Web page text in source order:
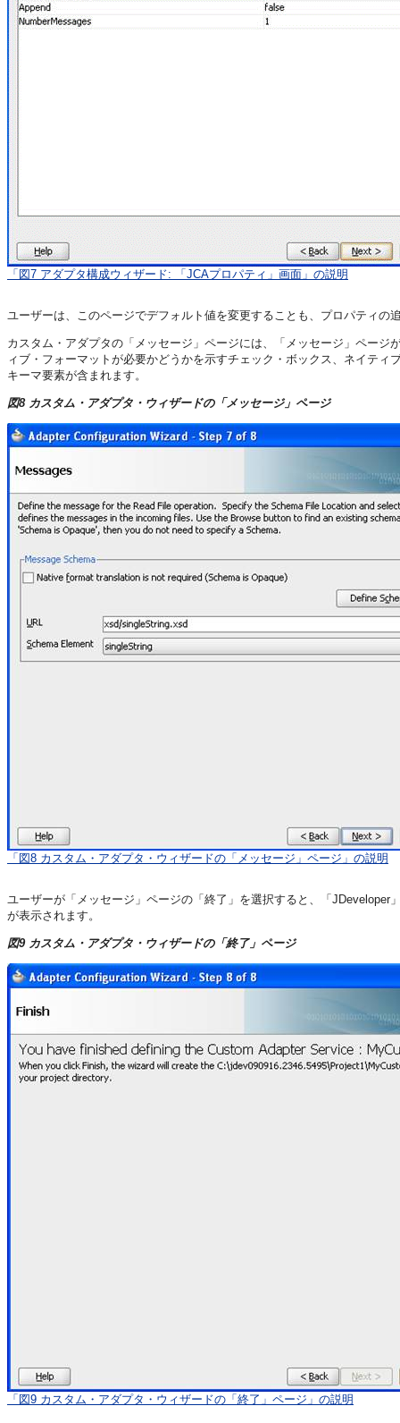
「図7 アダプタ構成ウィザード: 「JCAプロパティ」画面」の説明
ユーザーは、このページでデフォルト値を変更することも、プロパティの
カスタム・アダプタの「メッセージ」ページには、「メッセージ」ペー
ィブ・フォーマットが必要かどうかを示すチェック・ボックス、ネイテ
キーマ要素が含まれます。
図8 カスタム・アダプタ・ウィザードの「メッセージ」ページ
「図8 カスタム・アダプタ・ウィザードの「メッセージ」ページ」の説明
ユーザーが「メッセージ」ページの「終了」を選択すると、「
が表示されます。
図9 カスタム・アダプタ・ウィザードの「終了」ページ
「図9 カスタム・アダプタ・ウィザードの「終了」ページ」の説明